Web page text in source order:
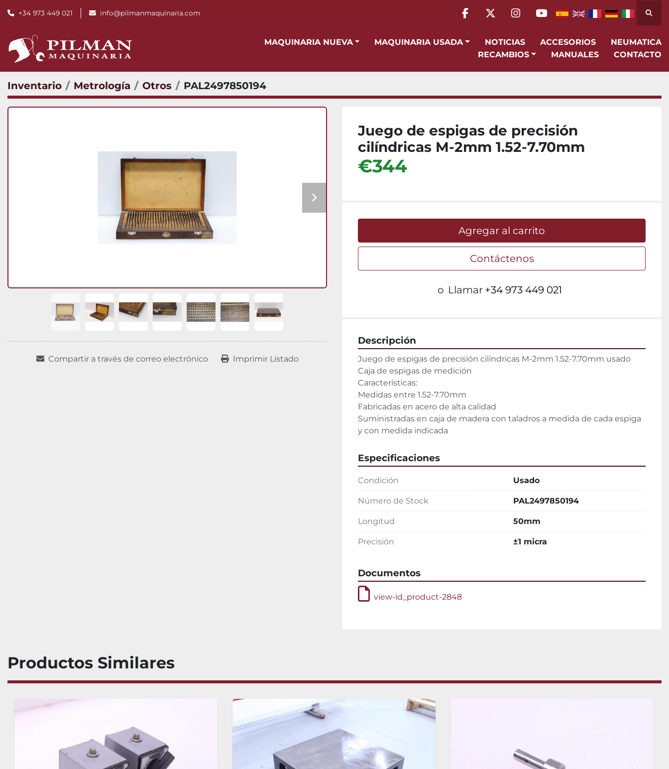
+34 973 449 021 info@pilmanmaquinaria.com
facebook
twitterinstagram
youtube
MAQUINARIA NUEVA MAQUINARIA USADA NOTICIAS ACCESORIOS
NEUMATICA
RECAMBIOS
MANUALES CONTACTO
Inventario Metrología Otros PAL2497850194
Compartir a través de correo electrónico Imprimir Listado
Juego de espigas de precisión
cilíndricas M-2mm 1.52-7.70mm
€344
Agregar al carrito
Contáctenos
o Llamar +34 973 449 021
Descripción
Juego de espigas de precisión cilíndricas M-2mm 1.52-7.70mm usado
Caja de espigas de medición
Características:
Medidas entre 1.52-7.70mm
Fabricadas en acero de alta calidad
Suministradas en caja de madera con taladros a medida de cada espiga
y con medida indicada
Especificaciones
Condición Usado
Número de Stock PAL2497850194
Longitud 50mm
Precisión ±1 micra
Documentos
view-id_product-2848
Productos Similares